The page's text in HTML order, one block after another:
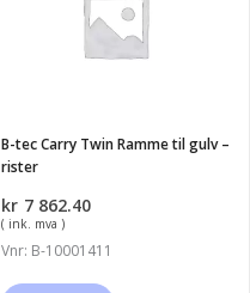
-
B-tec Carry Twin Ramme til gulv –
rister
kr 7 862.40
( ink. mva )
Vnr: B-10001411